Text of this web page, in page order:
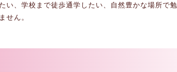
い、学校まで徒歩通学したい、自然豊かな場所で
せん。